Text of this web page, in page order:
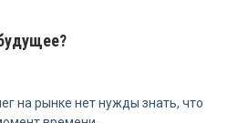
на рынке нет нужды знать, что